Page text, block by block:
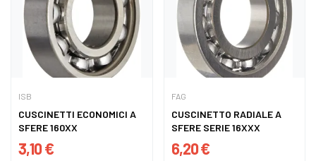
ISB
CUSCINETTI ECONOMICI A
SFERE 160XX
3,10 €
FAG
CUSCINETTO RADIALE A
SFERE SERIE 16XXX
6,20 €